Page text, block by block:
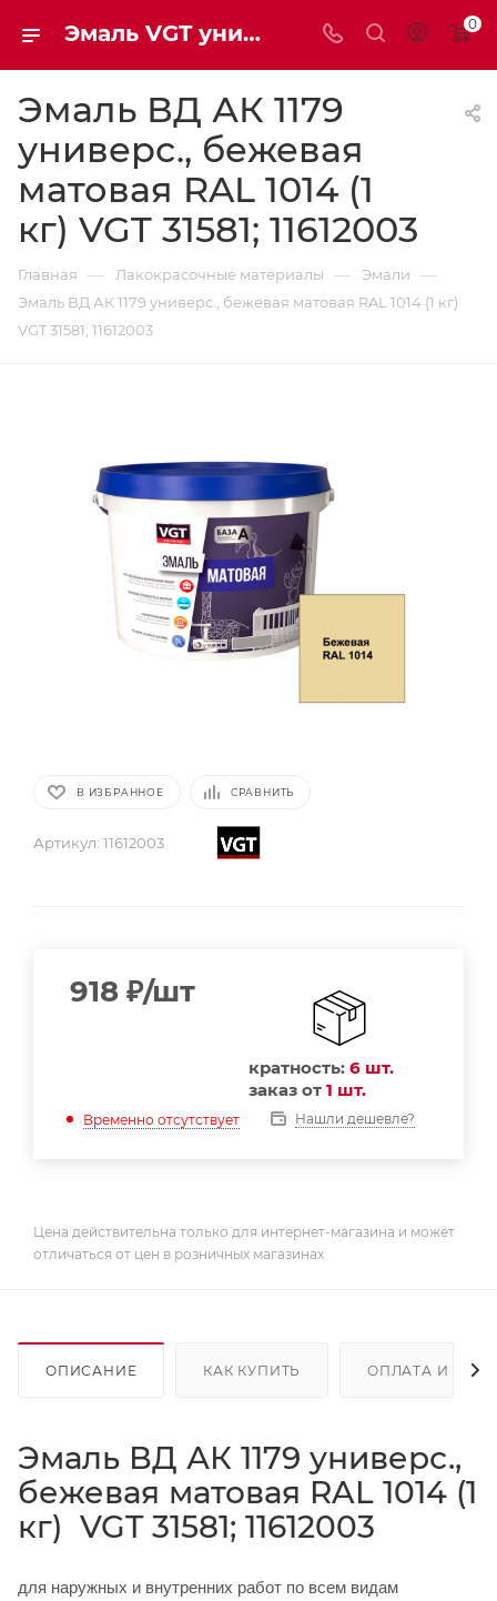
Эмаль VGT универсальная супербелая матовая ВД-АК-1179 база А | Мaxim-stroy 0
Эмаль ВД АК 1179
универс., бежевая
матовая RAL 1014 (1
кг) VGT 31581; 11612003
Главная — Лакокрасочные материалы — Эмали —
Эмаль ВД АК 1179 универс., бежевая матовая RAL 1014 (1 кг)
VGT 31581; 11612003
В ИЗБРАННОЕ СРАВНИТЬ
Артикул: 11612003
918 ₽/шт
кратность: 6 шт.
заказ от 1 шт.
Временно отсутствует Нашли дешевле?
Цена действительна только для интернет-магазина и может
отличаться от цен в розничных магазинах
ОПИСАНИЕ КАК КУПИТЬ ОПЛАТА И
Эмаль ВД АК 1179 универс.,
бежевая матовая RAL 1014 (1
кг) VGT 31581; 11612003
для наружных и внутренних работ по всем видам